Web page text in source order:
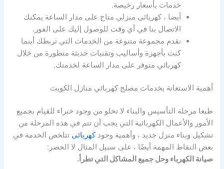
خدمات بأسعار رخيصة.
أيضا ، كهربائى منزلي متاح على مدار الساعة يمكنك
الاتصال بنا في أي وقت للوصول إليك على الفور.
نقدم مجموعة متنوعة من الخدمات التي تربطك أينما
كنت بأجهزة وأساليب وتقنيات حديثة متطورة من خلال
كهربائي متوفر على مدار الساعة لخدمتك.
أهمية الاستعانة بخدمات مصلح كهربائي منازل الكويت
طبعا مرحلة التأسيس والبناء لا تخلو من وجود خبراء للقيام بجميع
الأمور والأعمال الكهربائية التي يجب أن تتم في هذه المرحلة من
تشكيل وبناء منزل جديد ، وأهمية وجودكهربائى تتلخص الخدمة في
بعض النقاط المهمة أيضًا ، على سبيل المثال لا الحصر:
صيانة الكهرباء وحل جميع المشاكل التي تطرأ.